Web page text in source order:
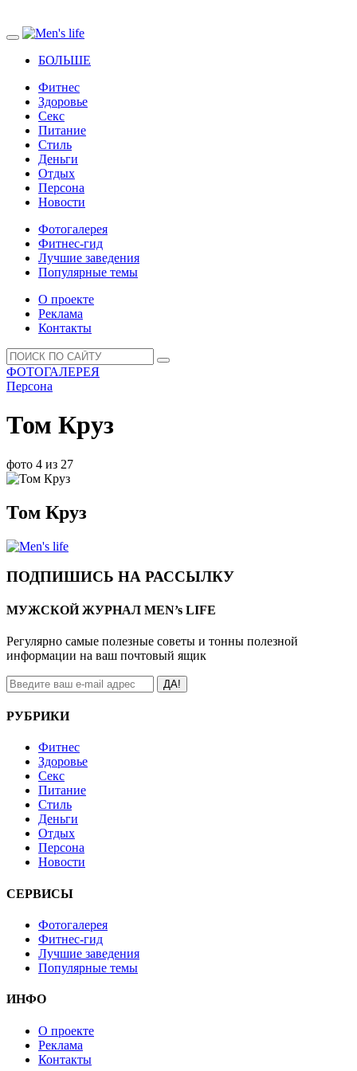
БОЛЬШЕ
Фитнес
Здоровье
Секс
Питание
Стиль
Деньги
Отдых
Персона
Новости
Фотогалерея
Фитнес-гид
Лучшие заведения
Популярные темы
О проекте
Реклама
Контакты
ФОТОГАЛЕРЕЯ
Персона
Том Круз
фото 4 из 27
Том Круз
ПОДПИШИСЬ НА РАССЫЛКУ
МУЖСКОЙ ЖУРНАЛ MEN’s LIFE
Регулярно самые полезные советы и тонны полезной
информации на ваш почтовый ящик
ДА!
РУБРИКИ
Фитнес
Здоровье
Секс
Питание
Стиль
Деньги
Отдых
Персона
Новости
СЕРВИСЫ
Фотогалерея
Фитнес-гид
Лучшие заведения
Популярные темы
ИНФО
О проекте
Реклама
Контакты